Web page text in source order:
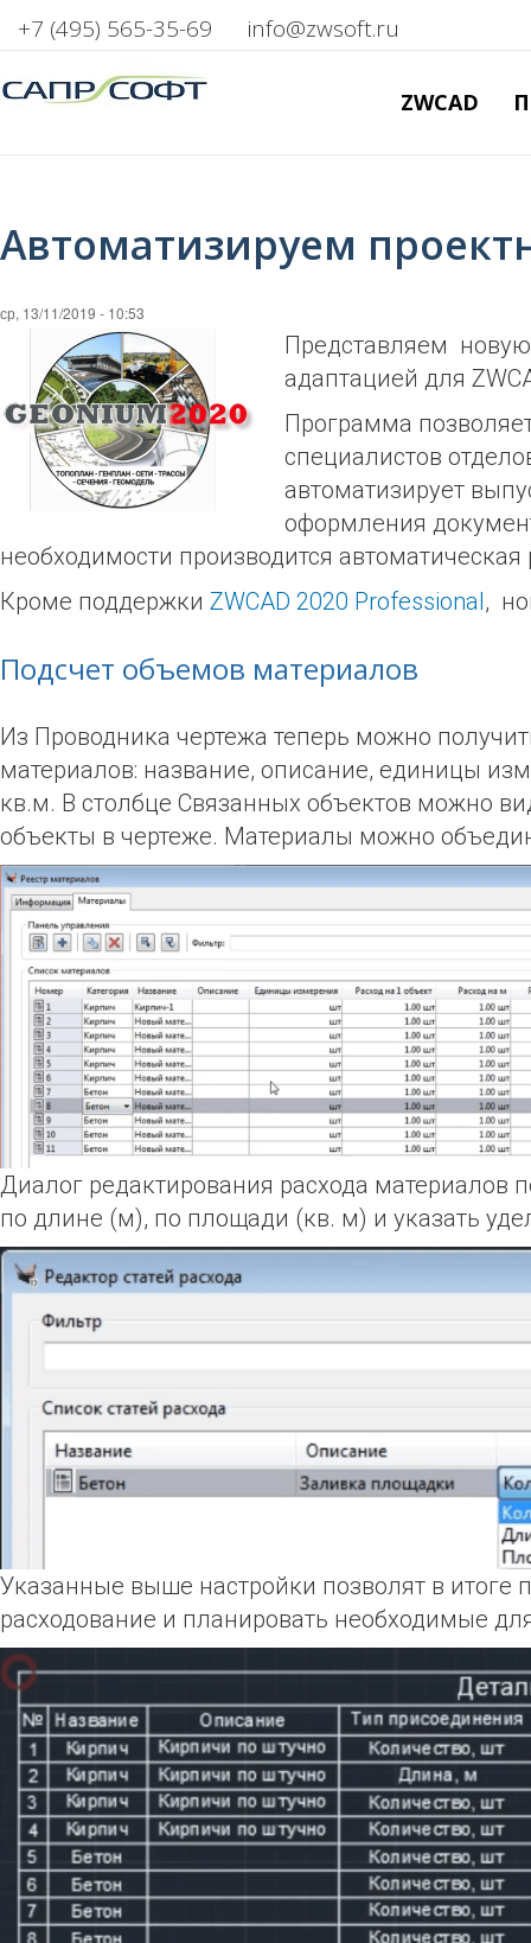
+7 (495) 565-35-69 info@zwsoft.ru
ZWCAD
Автоматизируем
ср, 13/11/2019 - 10:53
Представляем
адаптацией для
Программа
специалистов
автоматизирует
оформления
необходимости производится
Кроме поддержки ZWCAD 2020 Professional,
Подсчет объемов материалов
Из Проводника чертежа теперь можно
материалов: название, описание, единицы
кв.м. В столбце Связанных объектов можно
объекты в чертеже. Материалы можно
Диалог редактирования расхода материалов
по длине (м), по площади (кв. м) и указать
Указанные выше настройки позволят в итоге
расходование и планировать необходимые